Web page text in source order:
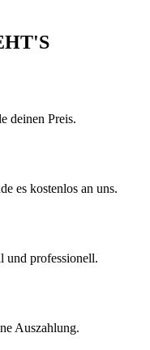
deinen Preis.
es kostenlos an uns.
und professionell.
Auszahlung.